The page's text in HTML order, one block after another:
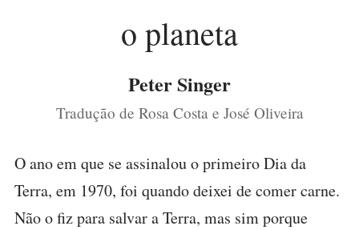
o planeta
Peter Singer
Tradução de Rosa Costa e José Oliveira
O ano em que se assinalou o primeiro Dia da
Terra, em 1970, foi quando deixei de comer carne.
Não o fiz para salvar a Terra, mas sim porque